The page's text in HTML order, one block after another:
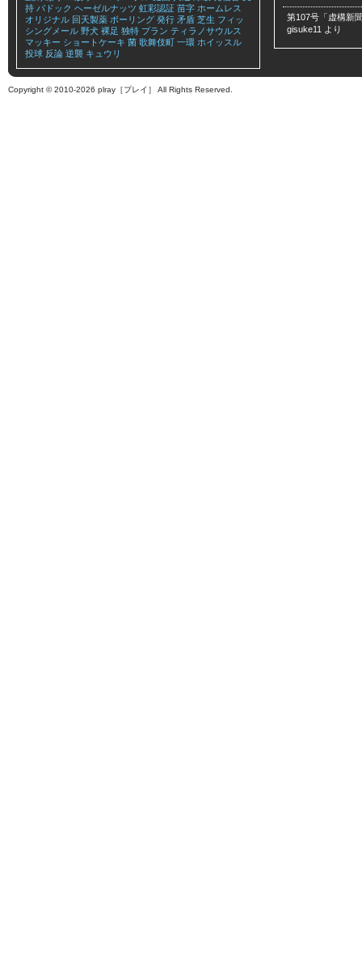
持 パドック ヘーゼルナッツ 虹彩認証 苗字 ホームレス
オリジナル 回天製薬 ボーリング 発行 矛盾 芝生 フィッ
シングメール 野犬 裸足 独特 プラン ティラノサウルス
マッキー ショートケーキ 菌 歌舞伎町 一環 ホイッスル
投球 反論 逆襲 キュウリ
第107号「虚構新
gisuke11 より
Copyright © 2010-2026 plray［プレイ］ All Rights Reserved.